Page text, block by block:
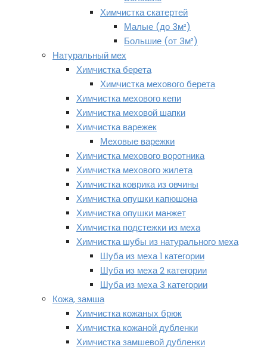
Химчистка скатертей
Малые (до 3м²)
Большие (от 3м²)
Натуральный мех
Химчистка берета
Химчистка мехового берета
Химчистка мехового кепи
Химчистка меховой шапки
Химчистка варежек
Меховые варежки
Химчистка мехового воротника
Химчистка мехового жилета
Химчистка коврика из овчины
Химчистка опушки капюшона
Химчистка опушки манжет
Химчистка подстежки из меха
Химчистка шубы из натурального меха
Шуба из меха 1 категории
Шуба из меха 2 категории
Шуба из меха 3 категории
Кожа, замша
Химчистка кожаных брюк
Химчистка кожаной дубленки
Химчистка замшевой дубленки